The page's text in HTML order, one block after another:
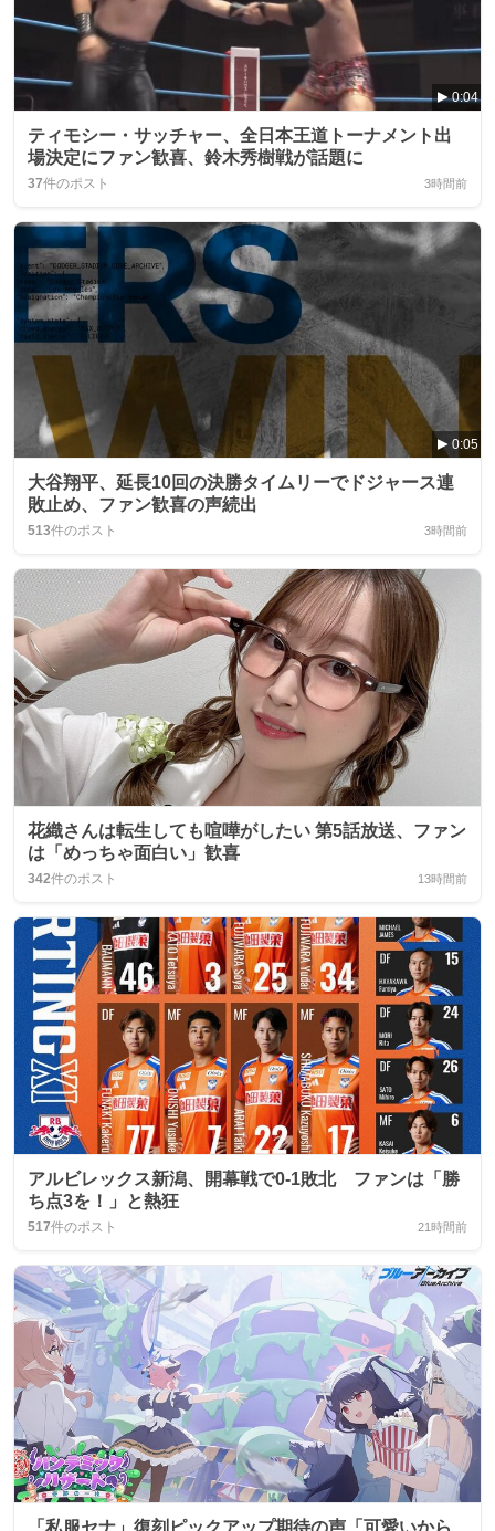
0:04
ティモシー・サッチャー、全日本王道トーナメント出
場決定にファン歓喜、鈴木秀樹戦が話題に
37件のポスト 3時間前
0:05
大谷翔平、延長10回の決勝タイムリーでドジャース連
敗止め、ファン歓喜の声続出
513件のポスト 3時間前
花織さんは転生しても喧嘩がしたい 第5話放送、ファン
は「めっちゃ面白い」歓喜
342件のポスト 13時間前
アルビレックス新潟、開幕戦で0-1敗北 ファンは「勝
ち点3を！」と熱狂
517件のポスト 21時間前